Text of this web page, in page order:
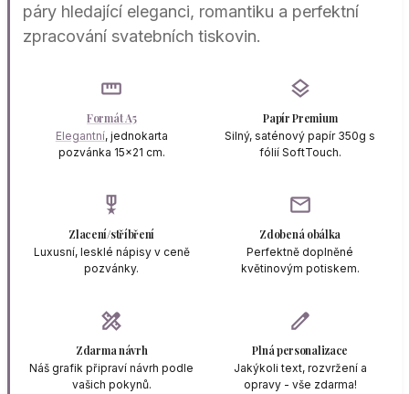
páry hledající eleganci, romantiku a perfektní
zpracování svatebních tiskovin.
straighten
Formát A5
Elegantní, jednokarta
pozvánka 15x21 cm.
layers
Papír Premium
Silný, saténový papír 350g s
fólií SoftTouch.
military_tech
Zlacení/stříbření
Luxusní, lesklé nápisy v ceně
pozvánky.
mail
Zdobená obálka
Perfektně doplněné
květinovým potiskem.
design_services
Zdarma návrh
Náš grafik připraví návrh podle
vašich pokynů.
edit
Plná personalizace
Jakýkoli text, rozvržení a
opravy - vše zdarma!